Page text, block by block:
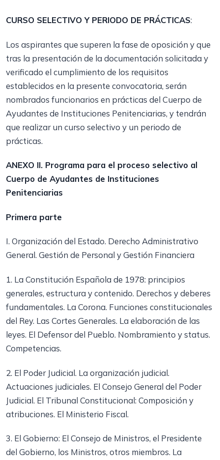
CURSO SELECTIVO Y PERIODO DE PRÁCTICAS:
Los aspirantes que superen la fase de oposición y que
tras la presentación de la documentación solicitada y
verificado el cumplimiento de los requisitos
establecidos en la presente convocatoria, serán
nombrados funcionarios en prácticas del Cuerpo de
Ayudantes de Instituciones Penitenciarias, y tendrán
que realizar un curso selectivo y un periodo de
prácticas.
ANEXO II. Programa para el proceso selectivo al
Cuerpo de Ayudantes de Instituciones
Penitenciarias
Primera parte
I. Organización del Estado. Derecho Administrativo
General. Gestión de Personal y Gestión Financiera
1. La Constitución Española de 1978: principios
generales, estructura y contenido. Derechos y deberes
fundamentales. La Corona. Funciones constitucionales
del Rey. Las Cortes Generales. La elaboración de las
leyes. El Defensor del Pueblo. Nombramiento y status.
Competencias.
2. El Poder Judicial. La organización judicial.
Actuaciones judiciales. El Consejo General del Poder
Judicial. El Tribunal Constitucional: Composición y
atribuciones. El Ministerio Fiscal.
3. El Gobierno: El Consejo de Ministros, el Presidente
del Gobierno, los Ministros, otros miembros. La